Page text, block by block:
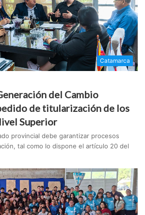
Catamarca
del Cambio
de titularización de los
Superior
provincial debe garantizar procesos
tal como lo dispone el artículo 20 del